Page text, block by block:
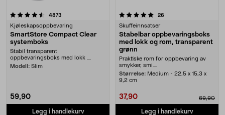
4873
Kjøleskapsoppbevaring
SmartStore Compact Clear
systemboks
Stabil transparent
oppbevaringsboks med lokk ....
Modell: Slim
59,90
Legg i handlekurv
5.0 av 5 stjerner 26
Skuffeinnsatser
Stabelbar oppbevaringsboks
med lokk og rom, transparent
grønn
Praktiske rom for oppbevaring av
smykker, smi....
Størrelse: Medium - 22,5 x 15,3 x
9,2 cm
37,90 69,90
Legg i handlekurv